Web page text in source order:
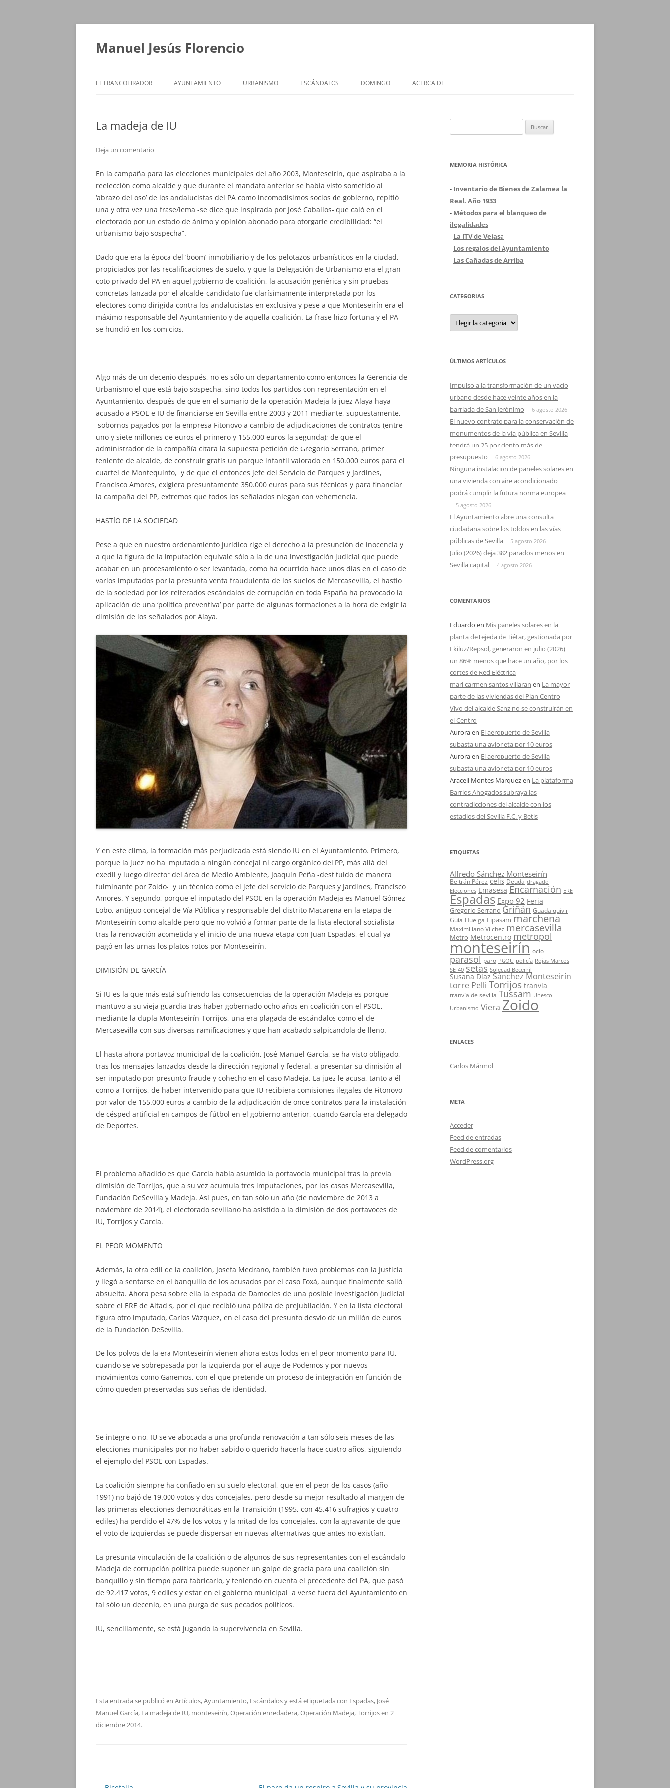
Saltar
Manuel Jesús Florencio
EL FRANCOTIRADOR AYUNTAMIENTO URBANISMO ESCÁNDALOS DOMINGO ACERCA DE
La madeja de IU
Deja un comentario
En la campaña para las elecciones municipales del año 2003, Monteseirín, que aspiraba a la
reelección como alcalde y que durante el mandato anterior se había visto sometido al
‘abrazo del oso’ de los andalucistas del PA como incomodísimos socios de gobierno, repitió
una y otra vez una frase/lema -se dice que inspirada por José Caballos- que caló en el
electorado por un estado de ánimo y opinión abonado para otorgarle credibilidad: “el
urbanismo bajo sospecha”.
Dado que era la época del ‘boom’ inmobiliario y de los pelotazos urbanísticos en la ciudad,
propiciados por las recalificaciones de suelo, y que la Delegación de Urbanismo era el gran
coto privado del PA en aquel gobierno de coalición, la acusación genérica y sin pruebas
concretas lanzada por el alcalde-candidato fue clarísimamente interpretada por los
electores como dirigida contra los andalucistas en exclusiva y pese a que Monteseirín era el
máximo responsable del Ayuntamiento y de aquella coalición. La frase hizo fortuna y el PA
se hundió en los comicios.
Algo más de un decenio después, no es sólo un departamento como entonces la Gerencia de
Urbanismo el que está bajo sospecha, sino todos los partidos con representación en el
Ayuntamiento, después de que en el sumario de la operación Madeja la juez Alaya haya
acusado a PSOE e IU de financiarse en Sevilla entre 2003 y 2011 mediante, supuestamente,
sobornos pagados por la empresa Fitonovo a cambio de adjudicaciones de contratos (entre
uno y siete millones de euros el primero y 155.000 euros la segunda); de que el
administrador de la compañía citara la supuesta petición de Gregorio Serrano, primer
teniente de alcalde, de construir gratis un parque infantil valorado en 150.000 euros para el
cuartel de Montequinto, y de que el entonces jefe del Servicio de Parques y Jardines,
Francisco Amores, exigiera presuntamente 350.000 euros para sus técnicos y para financiar
la campaña del PP, extremos que todos los señalados niegan con vehemencia.
HASTÍO DE LA SOCIEDAD
Pese a que en nuestro ordenamiento jurídico rige el derecho a la presunción de inocencia y
a que la figura de la imputación equivale sólo a la de una investigación judicial que puede
acabar en un procesamiento o ser levantada, como ha ocurrido hace unos días en el caso de
varios imputados por la presunta venta fraudulenta de los suelos de Mercasevilla, el hastío
de la sociedad por los reiterados escándalos de corrupción en toda España ha provocado la
aplicación de una ‘política preventiva’ por parte de algunas formaciones a la hora de exigir la
dimisión de los señalados por Alaya.
Y en este clima, la formación más perjudicada está siendo IU en el Ayuntamiento. Primero,
porque la juez no ha imputado a ningún concejal ni cargo orgánico del PP, más allá del
exedil y luego director del área de Medio Ambiente, Joaquín Peña -destituido de manera
fulminante por Zoido- y un técnico como el jefe del servicio de Parques y Jardines, Francisco
Amores. Y segundo, porque el imputado del PSOE en la operación Madeja es Manuel Gómez
Lobo, antiguo concejal de Vía Pública y responsable del distrito Macarena en la etapa de
Monteseirín como alcalde pero que no volvió a formar parte de la lista electoral socialista
tras la renovación acometida y el inicio de una nueva etapa con Juan Espadas, el cual ya
pagó en las urnas los platos rotos por Monteseirín.
DIMISIÓN DE GARCÍA
Si IU es la que más está sufriendo las consecuencias de la operación Madeja es porque
mantuvo a su vieja guardia tras haber gobernado ocho años en coalición con el PSOE,
mediante la dupla Monteseirín-Torrijos, una era plagada de escándalos como el de
Mercasevilla con sus diversas ramificaciones y que han acabado salpicándola de lleno.
El hasta ahora portavoz municipal de la coalición, José Manuel García, se ha visto obligado,
tras los mensajes lanzados desde la dirección regional y federal, a presentar su dimisión al
ser imputado por presunto fraude y cohecho en el caso Madeja. La juez le acusa, tanto a él
como a Torrijos, de haber intervenido para que IU recibiera comisiones ilegales de Fitonovo
por valor de 155.000 euros a cambio de la adjudicación de once contratos para la instalación
de césped artificial en campos de fútbol en el gobierno anterior, cuando García era delegado
de Deportes.
El problema añadido es que García había asumido la portavocía municipal tras la previa
dimisión de Torrijos, que a su vez acumula tres imputaciones, por los casos Mercasevilla,
Fundación DeSevilla y Madeja. Así pues, en tan sólo un año (de noviembre de 2013 a
noviembre de 2014), el electorado sevillano ha asistido a la dimisión de dos portavoces de
IU, Torrijos y García.
EL PEOR MOMENTO
Además, la otra edil de la coalición, Josefa Medrano, también tuvo problemas con la Justicia
y llegó a sentarse en el banquillo de los acusados por el caso Foxá, aunque finalmente salió
absuelta. Ahora pesa sobre ella la espada de Damocles de una posible investigación judicial
sobre el ERE de Altadis, por el que recibió una póliza de prejubilación. Y en la lista electoral
figura otro imputado, Carlos Vázquez, en el caso del presunto desvío de un millón de euros
de la Fundación DeSevilla.
De los polvos de la era Monteseirín vienen ahora estos lodos en el peor momento para IU,
cuando se ve sobrepasada por la izquierda por el auge de Podemos y por nuevos
movimientos como Ganemos, con el que pretende un proceso de integración en función de
cómo queden preservadas sus señas de identidad.
Se integre o no, IU se ve abocada a una profunda renovación a tan sólo seis meses de las
elecciones municipales por no haber sabido o querido hacerla hace cuatro años, siguiendo
el ejemplo del PSOE con Espadas.
La coalición siempre ha confiado en su suelo electoral, que en el peor de los casos (año
1991) no bajó de 19.000 votos y dos concejales, pero desde su mejor resultado al margen de
las primeras elecciones democráticas en la Transición (1995, con 45.416 sufragios y cuatro
ediles) ha perdido el 47% de los votos y la mitad de los concejales, con la agravante de que
el voto de izquierdas se puede dispersar en nuevas alternativas que antes no existían.
La presunta vinculación de la coalición o de algunos de sus representantes con el escándalo
Madeja de corrupción política puede suponer un golpe de gracia para una coalición sin
banquillo y sin tiempo para fabricarlo, y teniendo en cuenta el precedente del PA, que pasó
de 92.417 votos, 9 ediles y estar en el gobierno municipal a verse fuera del Ayuntamiento en
tal sólo un decenio, en una purga de sus pecados políticos.
IU, sencillamente, se está jugando la supervivencia en Sevilla.
Esta entrada se publicó en Artículos,Ayuntamiento, Escándalosy está etiquetada con Espadas, José
Manuel García, La madeja de IU, monteseirín,Operación enredadera,Operación Madeja,Torrijosen 2
diciembre 2014.
MEMORIA HISTÓRICA
- Inventario de Bienes de Zalamea la
Real. Año 1933
- Métodos para el blanqueo de
ilegalidades
- La ITV de Veiasa
- Los regalos del Ayuntamiento
- Las Cañadas de Arriba
CATEGORIAS
Categorias
ÚLTIMOS ARTÍCULOS
Impulso a la transformación de un vacío
urbano desde hace veinte años en la
barriada de San Jerónimo
6 agosto 2026
El nuevo contrato para la conservación de
monumentos de la vía pública en Sevilla
tendrá un 25 por ciento más de
presupuesto
6 agosto 2026
Ninguna instalación de paneles solares en
una vivienda con aire acondicionado
podrá cumplir la futura norma europea
5 agosto 2026
El Ayuntamiento abre una consulta
ciudadana sobre los toldos en las vías
públicas de Sevilla
5 agosto 2026
Julio (2026) deja 382 parados menos en
Sevilla capital
4 agosto 2026
COMENTARIOS
Eduardo en Mis paneles solares en la
planta deTejeda de Tiétar, gestionada por
Ekiluz/Repsol, generaron en julio (2026)
un 86% menos que hace un año, por los
cortes de Red Eléctrica
mari carmen santos villaran en La mayor
parte de las viviendas del Plan Centro
Vivo del alcalde Sanz no se construirán en
el Centro
Auroraen El aeropuerto de Sevilla
subasta una avioneta por 10 euros
Auroraen El aeropuerto de Sevilla
subasta una avioneta por 10 euros
Araceli Montes Márquezen La plataforma
Barrios Ahogados subraya las
contradicciones del alcalde con los
estadios del Sevilla F.C. y Betis
ETIQUETAS
Alfredo Sánchez Monteseirín
Beltrán Pérez celis Deuda dragado
Elecciones Emasesa Encarnación ERE
Espadas Expo 92 Feria
Gregorio Serrano Griñán Guadalquivir
Guía Huelga Lipasam marchena
Maximiliano Vílchez mercasevilla
Metro Metrocentro metropol
monteseirín ocio
parasol paro PGOU policía Rojas Marcos
SE-40 setas Soledad Becerril
Susana Díaz Sánchez Monteseirín
torre Pelli Torrijos tranvía
tranvía de sevilla Tussam Unesco
Urbanismo Viera Zoido
ENLACES
Carlos Mármol
META
Acceder
Feed de entradas
Feed de comentarios
WordPress.org